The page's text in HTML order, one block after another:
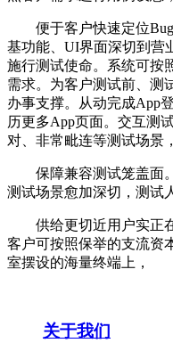
便于客户快速定位Bug
基功能、UI界面深切到营
施行测试使命。系统可按
需求。为客户测试前、测
办事支撑。从动完成App
历更多App页面。交互测
对、非常毗连等测试场景，
保障兼容测试笼盖面。
测试场景愈加深切，测试
供给更切近用户实正在
客户可按照保举的支流资
室摆设的海量终端上，
关于我们